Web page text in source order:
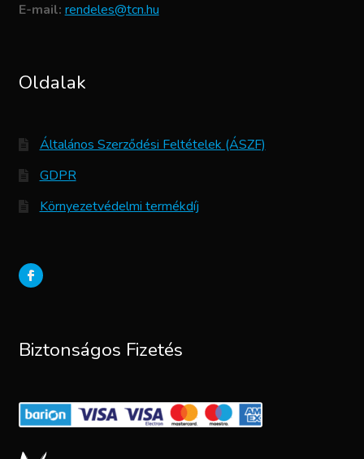
E-mail: rendeles@tcn.hu
Oldalak
Általános Szerződési Feltételek (ÁSZF)
GDPR
Környezetvédelmi termékdíj
Biztonságos Fizetés